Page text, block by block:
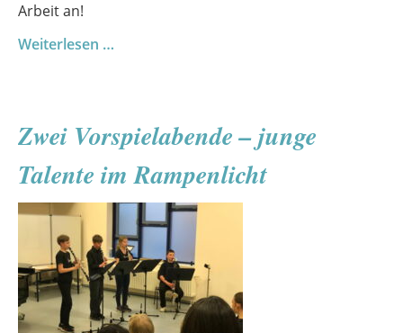
Arbeit an!
Weiterlesen …
Zwei Vorspielabende – junge
Talente im Rampenlicht